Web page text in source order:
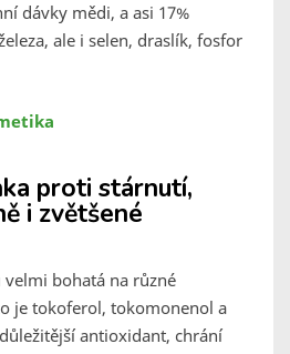
dávky mědi, a asi 17%
ale i selen, draslík, fosfor
proti stárnutí,
i zvětšené
bohatá na různé
je tokoferol, tokomonenol a
antioxidant, chrání